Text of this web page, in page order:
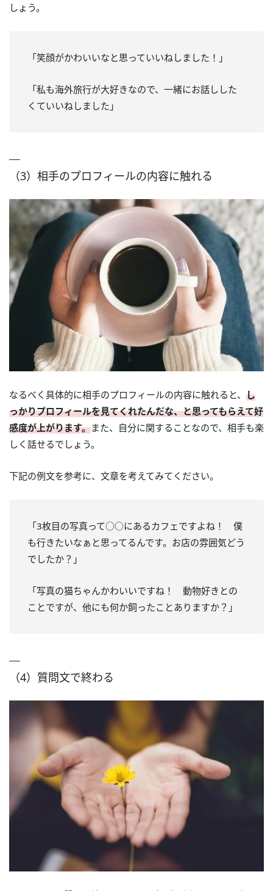
しょう。
「笑顔がかわいいなと思っていいねしました！」
「私も海外旅行が大好きなので、一緒にお話しした
くていいねしました」
（3）相手のプロフィールの内容に触れる
なるべく具体的に相手のプロフィールの内容に触れると、 し
っかりプロフィールを見てくれたんだな、と思ってもらえて好
感度が上がります。また、自分に関することなので、相手も楽
しく話せるでしょう。
下記の例文を参考に、文章を考えてみてください。
「3枚目の写真って○○にあるカフェですよね！ 僕
も行きたいなぁと思ってるんです。お店の雰囲気どう
でしたか？」
「写真の猫ちゃんかわいいですね！ 動物好きとの
ことですが、他にも何か飼ったことありますか？」
（4）質問文で終わる